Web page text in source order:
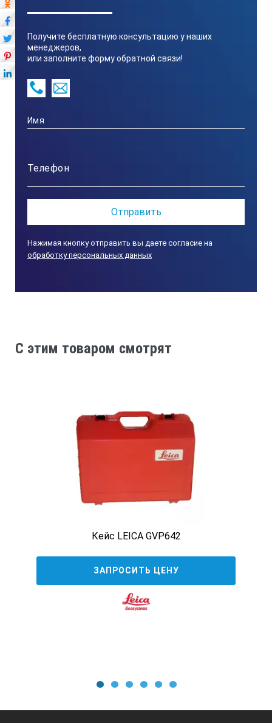
Получите бесплатную консультацию у наших
менеджеров,
или заполните форму обратной связи!
Нажимая кнопку отправить вы даете согласие на
обработку персональных данных
C этим товаром смотрят
Кейс LEICA GVP642
ЗАПРОСИТЬ ЦЕНУ